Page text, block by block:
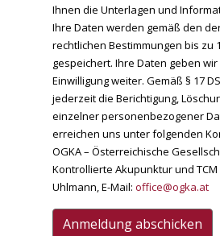
Ihnen die Unterlagen und
Ihre Daten werden gemäß den
rechtlichen Bestimmungen bis zu
gespeichert. Ihre Daten geben
Einwilligung weiter. Gemäß § 17
jederzeit die Berichtigung,
einzelner personenbezogener
erreichen uns unter folgenden
OGKA – Österreichische
Kontrollierte Akupunktur und TCM
Uhlmann, E-Mail: office@ogka.at
Anmeldung abschicken